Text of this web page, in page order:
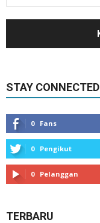
STAY CONNECTED
0 Fans
0 Pengikut
0 Pelanggan
TERBARU